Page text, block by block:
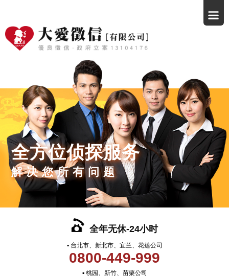
全方位侦探服务
解决您所有问题
全年无休-24小时
▪ 台北市、新北市、宜兰、花莲公司
0800-449-999
▪ 桃园、新竹、苗栗公司